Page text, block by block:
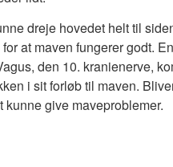
dreje hovedet helt til
at maven fungerer godt.
den 10. kranienerve,
i sit forløb til maven.
kunne give maveproblemer.